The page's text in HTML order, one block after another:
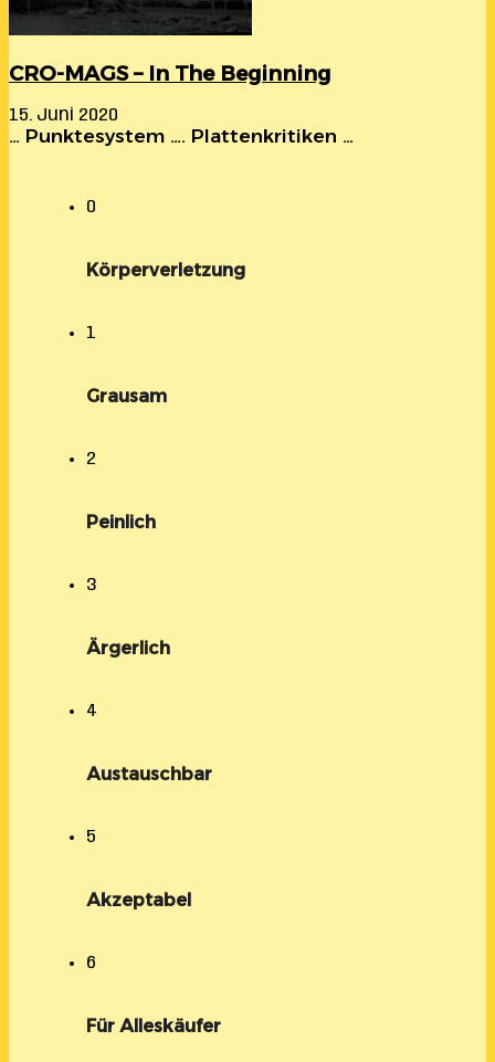
CRO-MAGS – In The Beginning
15. Juni 2020
… Punktesystem …. Plattenkritiken …
0
Körperverletzung
1
Grausam
2
Peinlich
3
Ärgerlich
4
Austauschbar
5
Akzeptabel
6
Für Alleskäufer